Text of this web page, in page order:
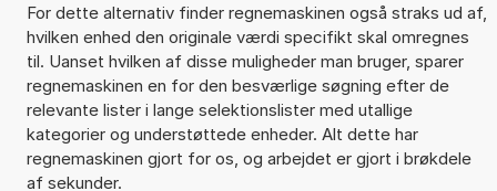
For dette alternativ finder regnemaskinen også straks ud af,
hvilken enhed den originale værdi specifikt skal omregnes
til. Uanset hvilken af disse muligheder man bruger, sparer
regnemaskinen en for den besværlige søgning efter de
relevante lister i lange selektionslister med utallige
kategorier og understøttede enheder. Alt dette har
regnemaskinen gjort for os, og arbejdet er gjort i brøkdele
af sekunder.